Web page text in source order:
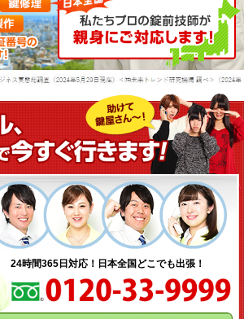
ら選ぶ
玉座錠・引違戸錠
ク） キーレス錠
窓用防犯錠
種
かんたん料金チェック
技術力の秘密
設備紹介
24時間365日対応！日本全国どこでも出張！